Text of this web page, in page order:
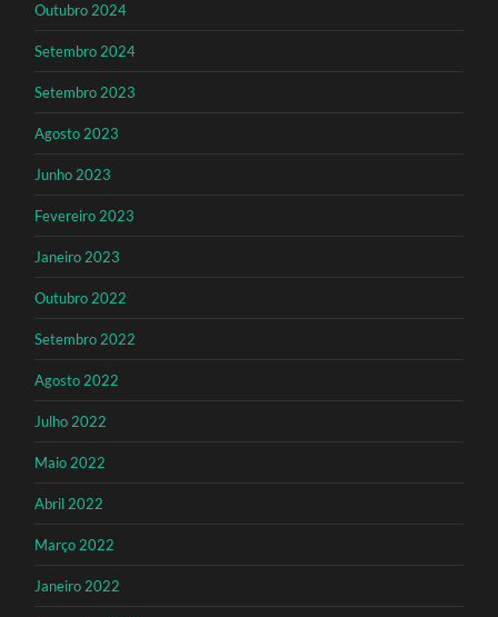
Outubro 2024
Setembro 2024
Setembro 2023
Agosto 2023
Junho 2023
Fevereiro 2023
Janeiro 2023
Outubro 2022
Setembro 2022
Agosto 2022
Julho 2022
Maio 2022
Abril 2022
Março 2022
Janeiro 2022